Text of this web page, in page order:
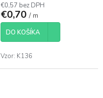
€0,57 bez DPH
€0,70 / m
DO KOŠÍKA
Vzor: K136